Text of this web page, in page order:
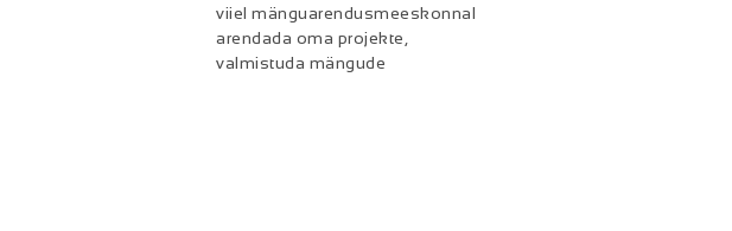
viiel mänguarendusmeeskonnal
arendada oma projekte,
valmistuda mängude